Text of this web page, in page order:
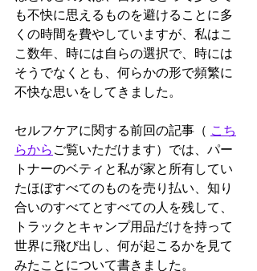
も不快に思えるものを避けることに多
くの時間を費やしていますが、私はこ
こ数年、時には自らの選択で、時には
そうでなくとも、何らかの形で頻繁に
不快な思いをしてきました。
セルフケアに関する前回の記事（ こち
らから ご覧いただけます）では、パー
トナーのベティと私が家と所有してい
たほぼすべてのものを売り払い、知り
合いのすべてとすべての人を残して、
トラックとキャンプ用品だけを持って
世界に飛び出し、何が起こるかを見て
みたことについて書きました。